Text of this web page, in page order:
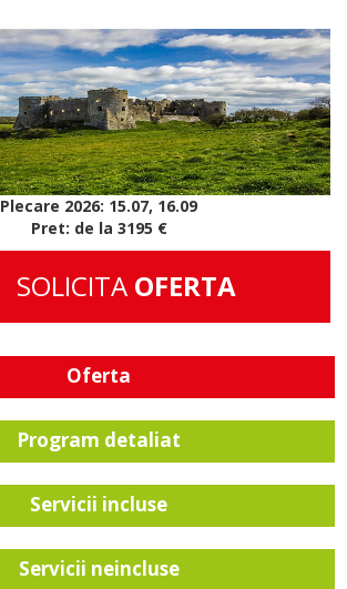
Plecare 2026: 15.07, 16.09
Pret: de la 3195 €
SOLICITA OFERTA
Oferta
Program detaliat
Servicii incluse
Servicii neincluse